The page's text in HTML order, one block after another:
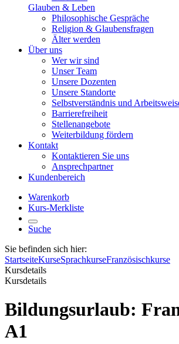
Glauben & Leben
Philosophische Gespräche
Religion & Glaubensfragen
Älter werden
Über uns
Wer wir sind
Unser Team
Unsere Dozenten
Unsere Standorte
Selbstverständnis und
Barrierefreiheit
Stellenangebote
Weiterbildung fördern
Kontakt
Kontaktieren Sie uns
Ansprechpartner
Kundenbereich
Warenkorb
Kurs-Merkliste
Suche
Sie befinden sich hier:
StartseiteKurseSprachkurseFranzösischkurse
Kursdetails
Kursdetails
Bildungsurlaub:
A1